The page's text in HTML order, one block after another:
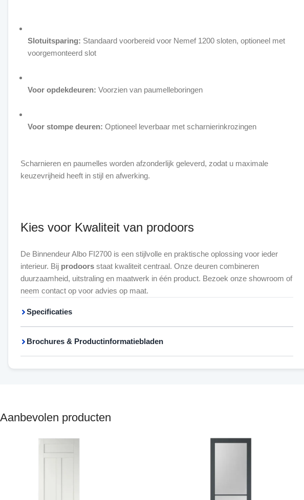
Slotuitsparing: Standaard voorbereid voor Nemef 1200 sloten, optioneel met
voorgemonteerd slot
Voor opdekdeuren: Voorzien van paumelleboringen
Voor stompe deuren: Optioneel leverbaar met scharnierinkrozingen
Scharnieren en paumelles worden afzonderlijk geleverd, zodat u maximale
keuzevrijheid heeft in stijl en afwerking.
Kies voor Kwaliteit van prodoors
De Binnendeur Albo FI2700 is een stijlvolle en praktische oplossing voor ieder
interieur. Bij prodoors staat kwaliteit centraal. Onze deuren combineren
duurzaamheid, uitstraling en maatwerk in één product. Bezoek onze showroom of
neem contact op voor advies op maat.
Specificaties
Brochures & Productinformatiebladen
Aanbevolen producten